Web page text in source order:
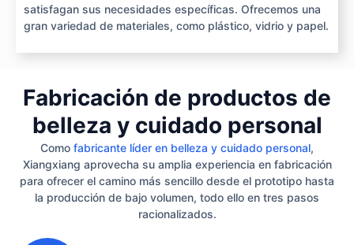
satisfagan sus necesidades específicas. Ofrecemos una
gran variedad de materiales, como plástico, vidrio y papel.
Fabricación de productos de
belleza y cuidado personal
Como fabricante líder en belleza y cuidado personal,
Xiangxiang aprovecha su amplia experiencia en fabricación
para ofrecer el camino más sencillo desde el prototipo hasta
la producción de bajo volumen, todo ello en tres pasos
racionalizados.